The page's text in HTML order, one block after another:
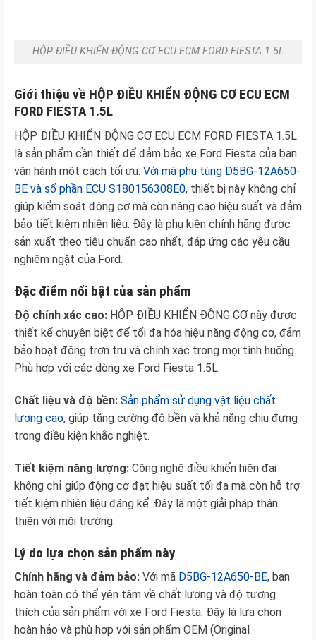
HỘP ĐIỀU KHIỂN ĐỘNG CƠ ECU ECM FORD FIESTA 1.5L
Giới thiệu về HỘP ĐIỀU KHIỂN ĐỘNG CƠ ECU ECM
FORD FIESTA 1.5L
HỘP ĐIỀU KHIỂN ĐỘNG CƠ ECU ECM FORD FIESTA 1.5L
là sản phẩm cần thiết để đảm bảo xe Ford Fiesta của bạn
vận hành một cách tối ưu. Với mã phụ tùng D5BG-12A650-
BE và số phần ECU S180156308E0, thiết bị này không chỉ
giúp kiểm soát động cơ mà còn nâng cao hiệu suất và đảm
bảo tiết kiệm nhiên liệu. Đây là phụ kiện chính hãng được
sản xuất theo tiêu chuẩn cao nhất, đáp ứng các yêu cầu
nghiêm ngặt của Ford.
Đặc điểm nổi bật của sản phẩm
Độ chính xác cao: HỘP ĐIỀU KHIỂN ĐỘNG CƠ này được
thiết kế chuyên biệt để tối đa hóa hiệu năng động cơ, đảm
bảo hoạt động trơn tru và chính xác trong mọi tình huống.
Phù hợp với các dòng xe Ford Fiesta 1.5L.
Chất liệu và độ bền: Sản phẩm sử dụng vật liệu chất
lượng cao, giúp tăng cường độ bền và khả năng chịu đựng
trong điều kiện khắc nghiệt.
Tiết kiệm năng lượng: Công nghệ điều khiển hiện đại
không chỉ giúp động cơ đạt hiệu suất tối đa mà còn hỗ trợ
tiết kiệm nhiên liệu đáng kể. Đây là một giải pháp thân
thiện với môi trường.
Lý do lựa chọn sản phẩm này
Chính hãng và đảm bảo: Với mã D5BG-12A650-BE, bạn
hoàn toàn có thể yên tâm về chất lượng và độ tương
thích của sản phẩm với xe Ford Fiesta. Đây là lựa chọn
hoàn hảo và phù hợp với sản phẩm OEM (Original